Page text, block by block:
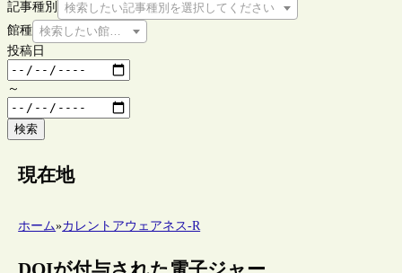
記事種別
検索したい記事種別を選択してください
館種 検索したい館種を選択してください
投稿日
～
検索
現在地
ホーム»カレントアウェアネス-R